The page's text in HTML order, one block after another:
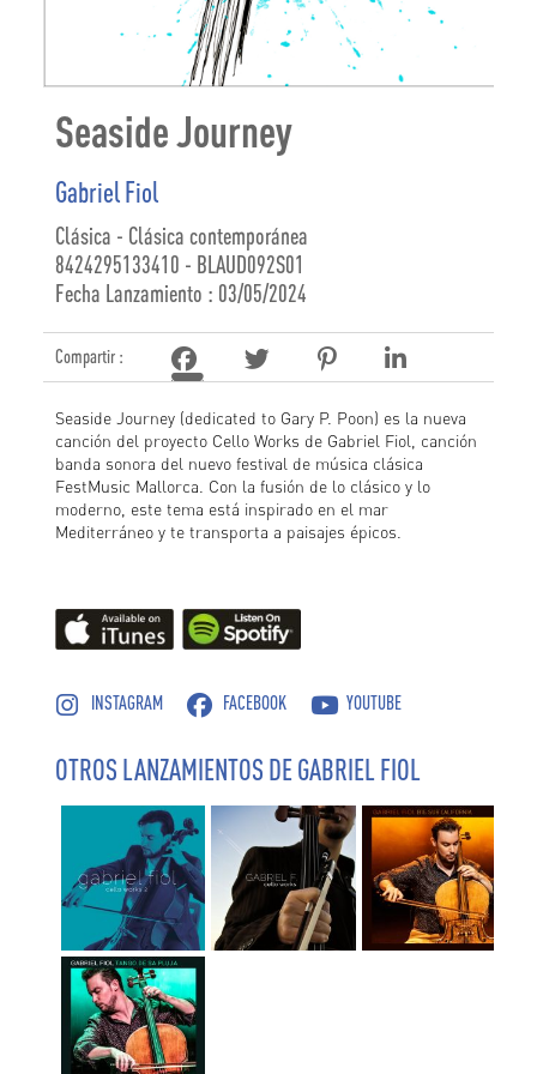
Seaside Journey
Gabriel Fiol
Clásica - Clásica contemporánea
8424295133410 - BLAUD092S01
Fecha Lanzamiento : 03/05/2024
Compartir :
Seaside Journey (dedicated to Gary P. Poon) es la nueva
canción del proyecto Cello Works de Gabriel Fiol, canción
banda sonora del nuevo festival de música clásica
FestMusic Mallorca. Con la fusión de lo clásico y lo
moderno, este tema está inspirado en el mar
Mediterráneo y te transporta a paisajes épicos.
INSTAGRAM FACEBOOK YOUTUBE
OTROS LANZAMIENTOS DE GABRIEL FIOL